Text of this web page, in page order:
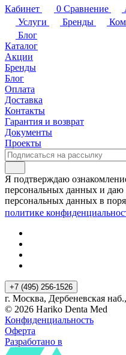
Кабинет
0 Сравнение
Услуги
Бренды
Блог
Каталог
Акции
Бренды
Блог
Оплата
Доставка
Контакты
Гарантия и возврат
Документы
Проекты
Я подтверждаю
персональных данных и даю
персональных данных в
политике
+7 (495) 256-1526
г. Москва, Дербеневская
© 2026 Hariko Denta Med
Конфиденциальность
Оферта
Разработано в